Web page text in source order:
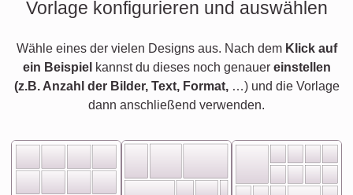
Vorlage konfigurieren und auswählen
Wähle eines der vielen Designs aus. Nach dem Klick auf
ein Beispiel kannst du dieses noch genauer einstellen
(z.B. Anzahl der Bilder, Text, Format,…) und die Vorlage
dann anschließend verwenden.